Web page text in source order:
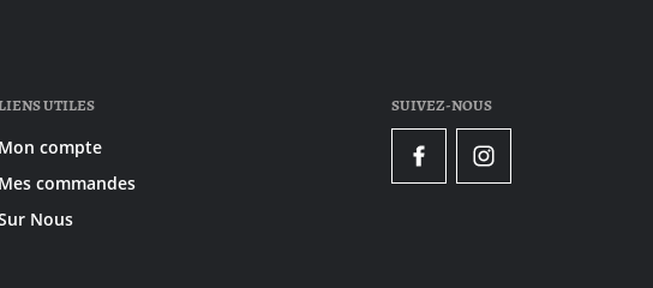
UTILES
Mon compte
Mes commandes
Nous
SUIVEZ-NOUS
FacebookInstagram